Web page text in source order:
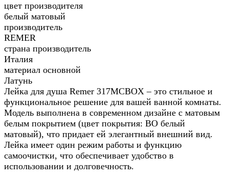
цвет производителя
белый матовый
производитель
REMER
страна производитель
Италия
материал основной
Латунь
Лейка для душа Remer 317MCBOX – это стильное и
функциональное решение для вашей ванной комнаты.
Модель выполнена в современном дизайне с матовым
белым покрытием (цвет покрытия: BO белый
матовый), что придает ей элегантный внешний вид.
Лейка имеет один режим работы и функцию
самоочистки, что обеспечивает удобство в
использовании и долговечность.